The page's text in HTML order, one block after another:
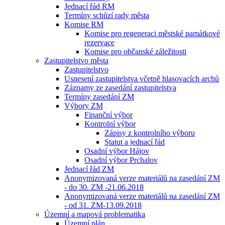
Jednací řád RM
Termíny schůzí rady města
Komise RM
Komise pro regeneraci městské památkové
rezervace
Komise pro občanské záležitosti
Zastupitelstvo města
Zastupitelstvo
Usnesení zastupitelstva včetně hlasovacích archů
Záznamy ze zasedání zastupitelstva
Termíny zasedání ZM
Výbory ZM
Finanční výbor
Kontrolní výbor
Zápisy z kontrolního výboru
Statut a jednací řád
Osadní výbor Hájov
Osadní výbor Prchalov
Jednací řád ZM
Anonymizovaná verze materiálů na zasedání ZM
- do 30. ZM -21.06.2018
Anonymizovaná verze materiálů na zasedání ZM
- od 31. ZM-13.09.2018
Územní a mapová problematika
Územní plán